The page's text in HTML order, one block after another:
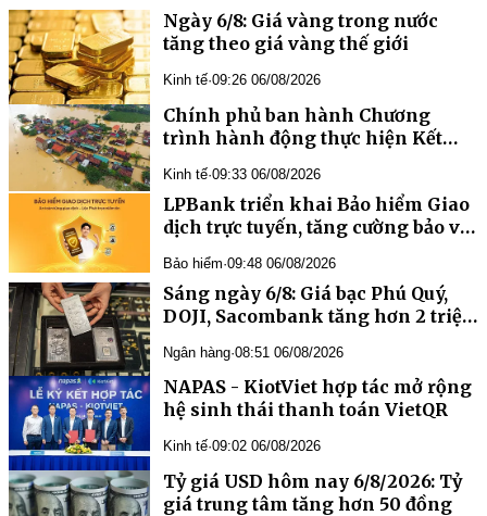
Ngày 6/8: Giá vàng trong nước
tăng theo giá vàng thế giới
Kinh tế·09:26 06/08/2026
Chính phủ ban hành Chương
trình hành động thực hiện Kết
trường và ứng phó biến đổi khí
hậu
Kinh tế·09:33 06/08/2026
LPBank triển khai Bảo hiểm Giao
dịch trực tuyến, tăng cường bảo vệ
lừa đảo số
Bảo hiểm·09:48 06/08/2026
Sáng ngày 6/8: Giá bạc Phú Quý,
DOJI, Sacombank tăng hơn 2 triệu
Ngân hàng·08:51 06/08/2026
NAPAS - KiotViet hợp tác mở rộng
hệ sinh thái thanh toán VietQR
Kinh tế·09:02 06/08/2026
Tỷ giá USD hôm nay 6/8/2026: Tỷ
giá trung tâm tăng hơn 50 đồng